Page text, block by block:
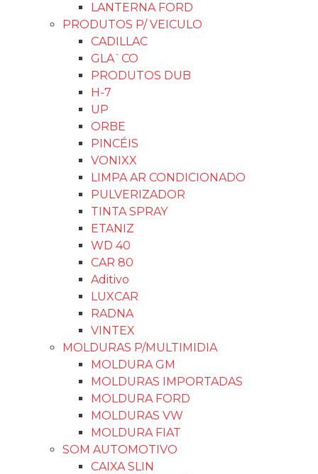
LANTERNA FORD
PRODUTOS P/ VEICULO
CADILLAC
GLA`CO
PRODUTOS DUB
H-7
UP
ORBE
PINCÉIS
VONIXX
LIMPA AR CONDICIONADO
PULVERIZADOR
TINTA SPRAY
ETANIZ
WD 40
CAR 80
Aditivo
LUXCAR
RADNA
VINTEX
MOLDURAS P/MULTIMIDIA
MOLDURA GM
MOLDURAS IMPORTADAS
MOLDURA FORD
MOLDURAS VW
MOLDURA FIAT
SOM AUTOMOTIVO
CAIXA SLIN